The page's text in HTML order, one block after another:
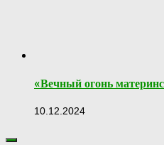
«Вечный огонь
10.12.2024